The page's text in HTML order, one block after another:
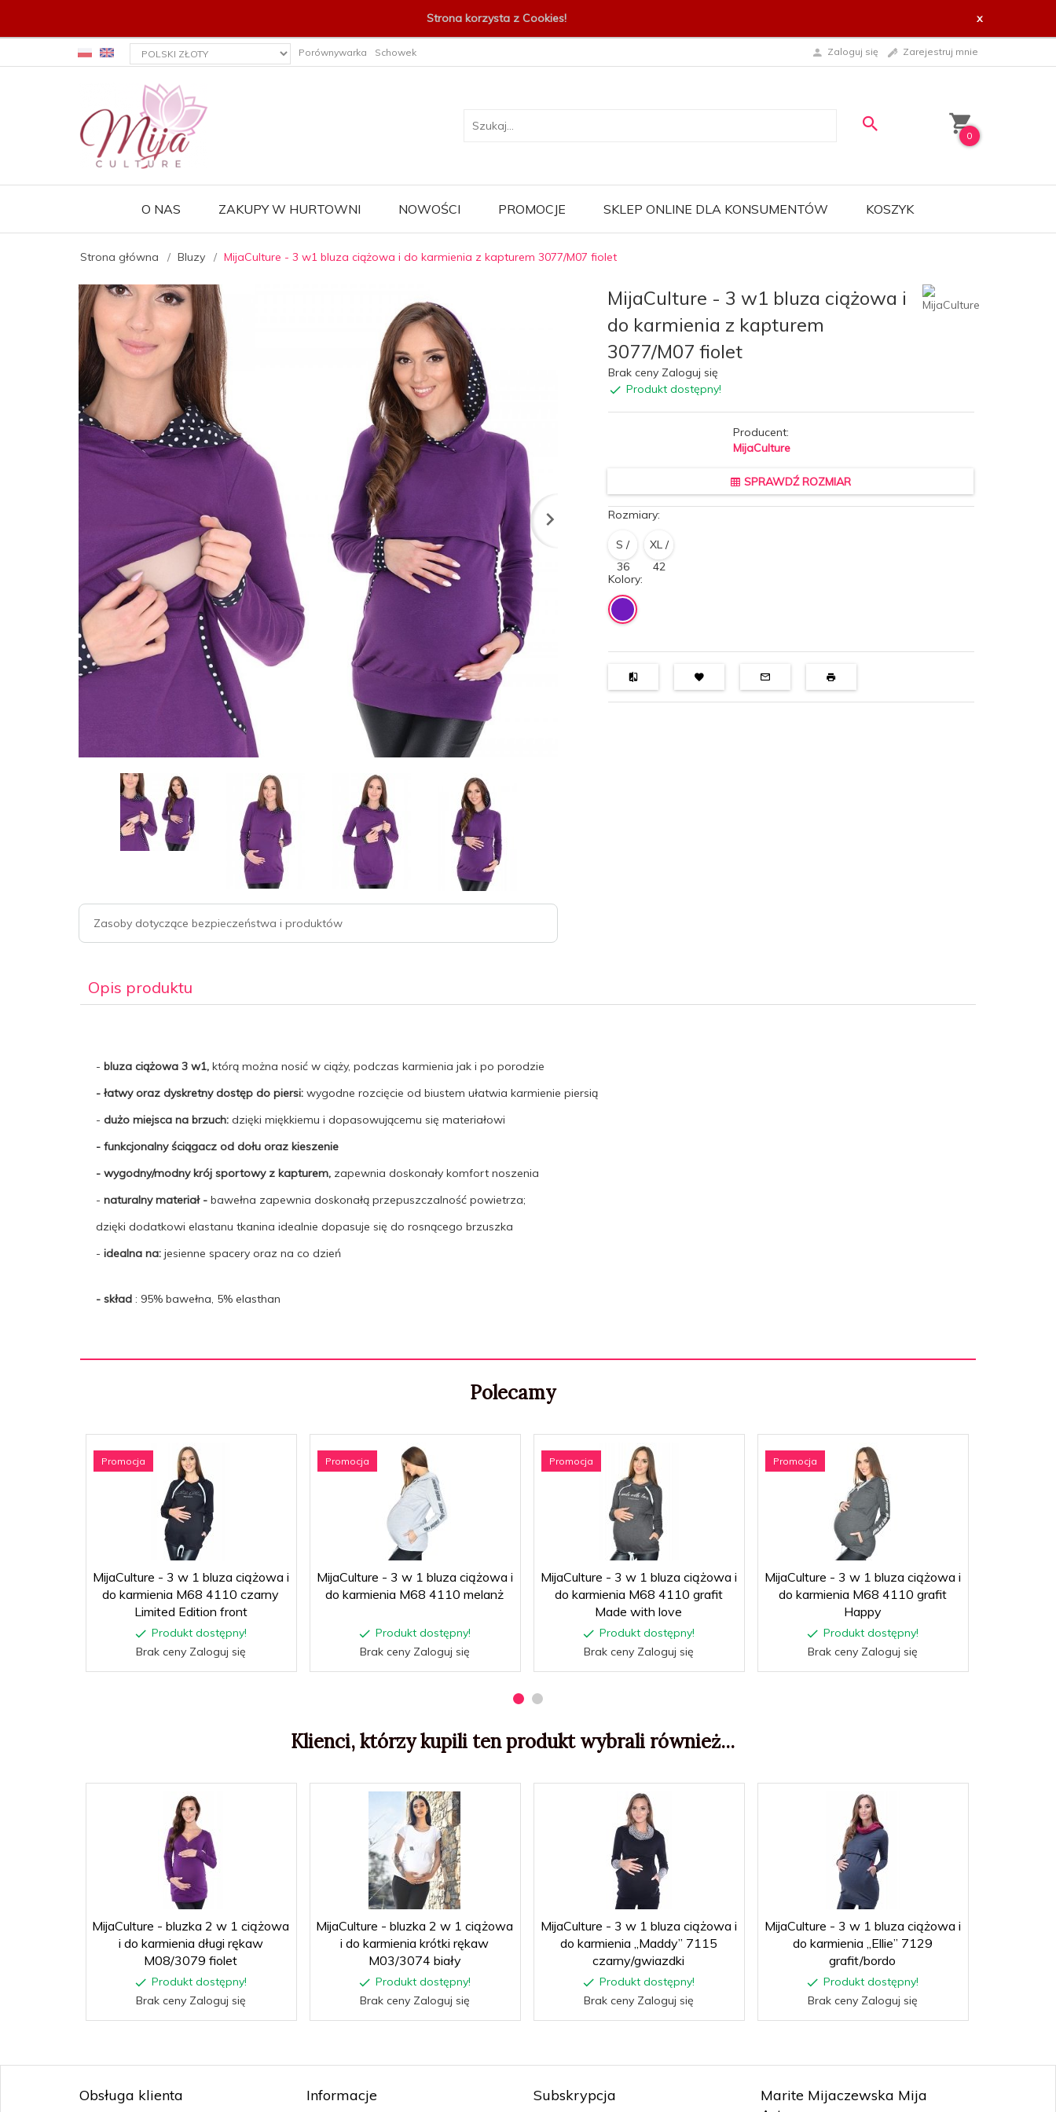
Strona korzysta z Cookies! x
currency_h Porównywarka Schowek Zaloguj się Zarejestruj mnie
0
O NAS ZAKUPY W HURTOWNI NOWOŚCI PROMOCJE SKLEP ONLINE DLA KONSUMENTÓW KOSZYK
Strona główna Bluzy MijaCulture - 3 w1 bluza ciążowa i do karmienia z kapturem 3077/M07 fiolet
Zasoby dotyczące bezpieczeństwa i produktów
MijaCulture - 3 w1 bluza ciążowa i
do karmienia z kapturem
3077/M07 fiolet
Brak ceny Zaloguj się
Produkt dostępny!
Producent:
MijaCulture
SPRAWDŹ ROZMIAR
Rozmiary:
S /
36
XL /
42
Kolory:
Opis produktu
- bluza ciążowa 3 w1, którą można nosić w ciąży, podczas karmienia jak i po porodzie
- łatwy oraz dyskretny dostęp do piersi: wygodne rozcięcie od biustem ułatwia karmienie piersią
- dużo miejsca na brzuch: dzięki miękkiemu i dopasowującemu się materiałowi
- funkcjonalny ściągacz od dołu oraz kieszenie
- wygodny/modny krój sportowy z kapturem, zapewnia doskonały komfort noszenia
- naturalny materiał - bawełna zapewnia doskonałą przepuszczalność powietrza;
dzięki dodatkowi elastanu tkanina idealnie dopasuje się do rosnącego brzuszka
- idealna na: jesienne spacery oraz na co dzień
- skład : 95% bawełna, 5% elasthan
Polecamy
Promocja
MijaCulture - 3 w 1 bluza ciążowa i
do karmienia M68 4110 czarny
Limited Edition front
Produkt dostępny!
Brak ceny Zaloguj się
Promocja
MijaCulture - 3 w 1 bluza ciążowa i
do karmienia M68 4110 melanż
Produkt dostępny!
Brak ceny Zaloguj się
Promocja
MijaCulture - 3 w 1 bluza ciążowa i
do karmienia M68 4110 grafit
Made with love
Produkt dostępny!
Brak ceny Zaloguj się
Promocja
MijaCulture - 3 w 1 bluza ciążowa i
do karmienia M68 4110 grafit
Happy
Produkt dostępny!
Brak ceny Zaloguj się
Klienci, którzy kupili ten produkt wybrali również...
MijaCulture - bluzka 2 w 1 ciążowa
i do karmienia długi rękaw
M08/3079 fiolet
Produkt dostępny!
Brak ceny Zaloguj się
MijaCulture - bluzka 2 w 1 ciążowa
i do karmienia krótki rękaw
M03/3074 biały
Produkt dostępny!
Brak ceny Zaloguj się
MijaCulture - 3 w 1 bluza ciążowa i
do karmienia „Maddy” 7115
czarny/gwiazdki
Produkt dostępny!
Brak ceny Zaloguj się
MijaCulture - 3 w 1 bluza ciążowa i
do karmienia „Ellie” 7129
grafit/bordo
Produkt dostępny!
Brak ceny Zaloguj się
Obsługa klienta Informacje Subskrypcja
Marite Mijaczewska Mija